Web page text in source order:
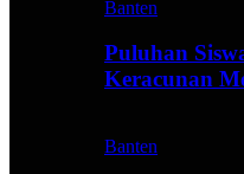
Banten
Puluhan
Keracunan
Banten